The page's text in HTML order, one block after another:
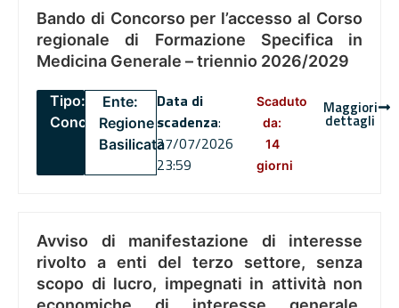
Bando di Concorso per l’accesso al Corso
regionale di Formazione Specifica in
Medicina Generale – triennio 2026/2029
Tipo:
Concorsi
Ente:
Regione
Basilicata
Data di
scadenza:
27/07/2026
23:59
Scaduto
da:
14
giorni
Maggiori
dettagli
Avviso di manifestazione di interesse
rivolto a enti del terzo settore, senza
scopo di lucro, impegnati in attività non